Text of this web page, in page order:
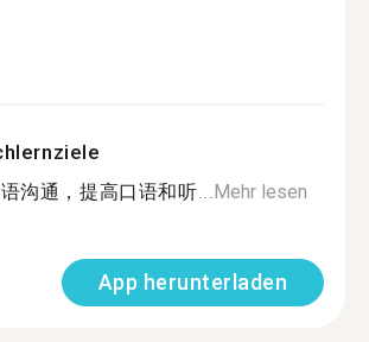
沟通，提高口语和听... Mehr lesen
App herunterladen